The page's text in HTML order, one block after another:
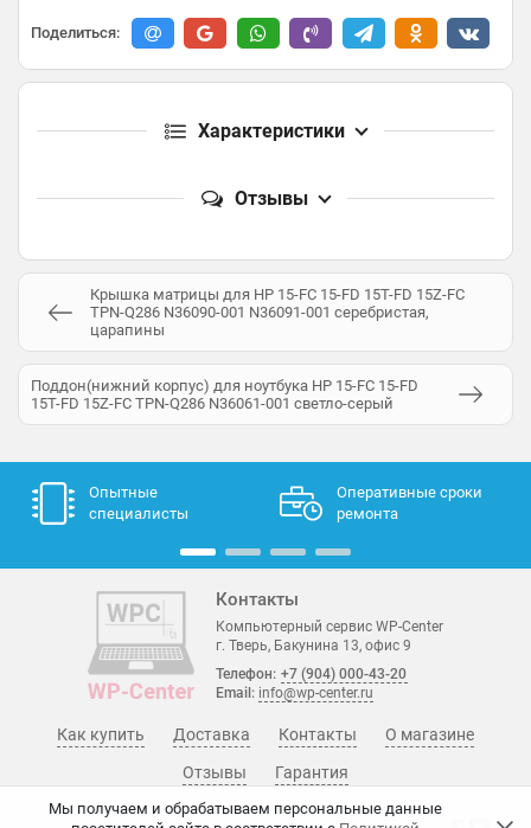
Поделиться:
Характеристики
Отзывы
Крышка матрицы для HP 15-FC 15-FD 15T-FD 15Z-FC
TPN-Q286 N36090-001 N36091-001 серебристая,
царапины
Поддон(нижний корпус) для ноутбука HP 15-FC 15-FD
15T-FD 15Z-FC TPN-Q286 N36061-001 светло-серый
Мы получаем и обрабатываем персональные данные
Опытные
специалисты
Оперативные сроки
ремонта
Контакты
Компьютерный сервис WP-Center
г. Тверь, Бакунина 13, офис 9
Телефон: +7 (904) 000-43-20
Email: info@wp-center.ru
О магазине
Гарантия
Отзывы
Как купить Доставка Контакты